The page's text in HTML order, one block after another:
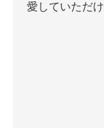
愛していただ